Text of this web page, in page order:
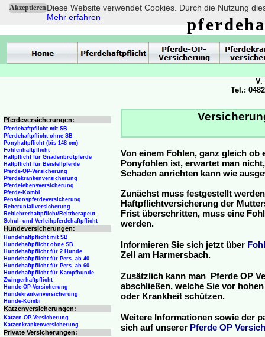
AkzeptierenDiese Website verwendet Cookies. Durch die Nutzung
Mehr erfahren
Von einem Fohlen, ganz gleich ob
Ponyfohlen ist, erwartet man
Schaden anrichten kann wie
Zunächst muss festgestellt
Haftpflichtversicherung der
Frist überschritten, muss eine
werden.
Informieren Sie sich jetzt über
Zell am Harmersbach.
Zusätzlich kann man Pferde OP
abschließen, welche Sie vor
oder Krankheit schützen.
Weitere Informationen sowie der
sich auf unserer Pferde OP
Pferdeversicherungen:
Pferdehaftpflicht mit SB
Pferdehaftpflicht ohne SB
Ponyhaftpflicht (bis 148 cm)
Fohlenhaftpflicht
Haftpflicht für Gnadenbrotpferde
Haftpflicht für Beistellpferde
Pferde-OP-Versicherung
Pferdekrankenversicherung
Pferdelebensversicherung
Pferde-Kombi
Pensionspferdeversicherung
Reiterunfallversicherung
Reitlehrerhaftpflicht/Reittherapeut
Schul- und Verleihpferdehaftpflicht
Hundeversicherungen:
Hundehaftpflicht mit SB
Hundehaftpflicht ohne SB
Hundehaftpflicht für 2 Hunde
Hundehaftpflicht für Pers. ab 40
Hundehaftpflicht für Pers. ab 60
Hundehaftpflicht für Kampfhunde
Zwingerhaftpflicht
Hunde-OP-Versicherung
Hundekrankenversicherung
Hunde-Kombi
Katzenversicherungen:
Katzen-OP-Versicherung
Katzenkrankenversicherung
Private Versicherungen:
V.
Tel.: